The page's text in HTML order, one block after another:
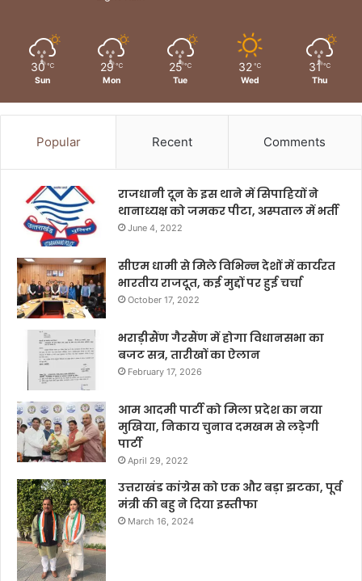
30 ℃
Sun
29 ℃
Mon
25 ℃
Tue
32 ℃
Wed
31 ℃
Thu
Popular Recent Comments
राजधानी दून के इस थाने में सिपाहियों ने
थानाध्यक्ष को जमकर पीटा, अस्पताल में भर्ती
June 4, 2022
सीएम धामी से मिले विभिन्न देशों में कार्यरत
भारतीय राजदूत, कई मुद्दों पर हुई चर्चा
October 17, 2022
भराड़ीसैंण गैरसैंण में होगा विधानसभा का
बजट सत्र, तारीखों का ऐलान
February 17, 2026
आम आदमी पार्टी को मिला प्रदेश का नया
मुखिया, निकाय चुनाव दमखम से लड़ेगी
पार्टी
April 29, 2022
उत्तराखंड कांग्रेस को एक और बड़ा झटका, पूर्व
मंत्री की बहु ने दिया इस्तीफा
March 16, 2024